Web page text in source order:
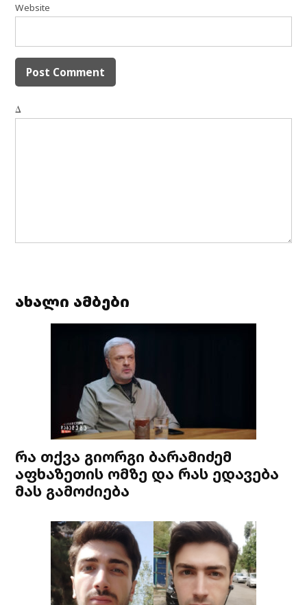
Website
Δ
ახალი ამბები
რა თქვა გიორგი ბარამიძემ
აფხაზეთის ომზე და რას ედავება
მას გამოძიება